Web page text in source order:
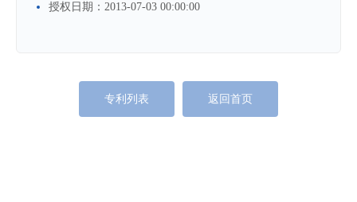
授权日期： 2013-07-03 00:00:00
专利列表 返回首页